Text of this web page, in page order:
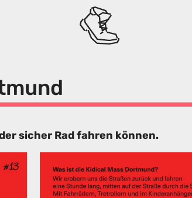
sicher Rad fahren können.